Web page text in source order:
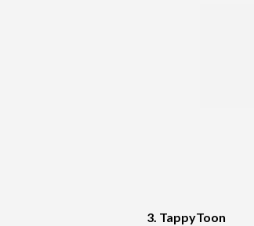
3. TappyToon